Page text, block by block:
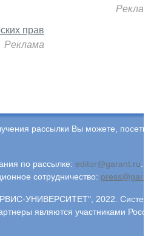
прав
Реклама
рассылки Вы можете,
по рассылке: editor@garant.ru
сотрудничество:
УНИВЕРСИТЕТ", 2022. Система
являются участниками